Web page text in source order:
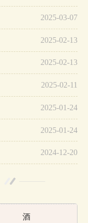
2025-03-07
2025-02-13
2025-02-13
2025-02-11
2025-01-24
2025-01-24
2024-12-20
酒